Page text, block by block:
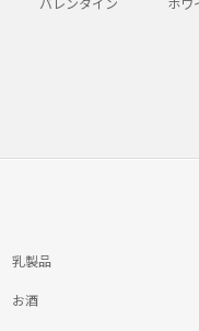
乳製品
お酒